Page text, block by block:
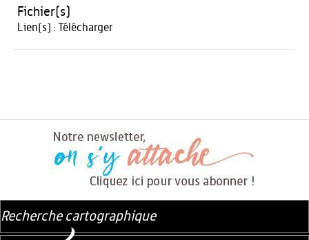
Fichier(s)
Lien(s) : Télécharger
Recherche cartographique